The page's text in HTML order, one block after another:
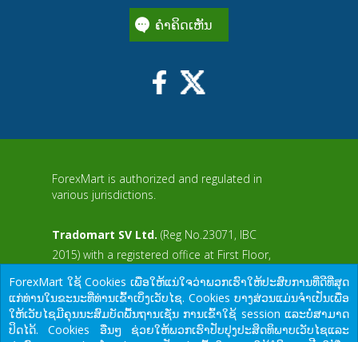
ຄໍາຄິດເຫັນ
ForexMart is authorized and regulated in
various jurisdictions.
Tradomart SV Ltd. (Reg No.23071, IBC
2015) with a registered office at First Floor,
Limited Uptown Building, Corner of James
and Middle Street, Kingstown, Saint Vincent
and the Grenadines
aWS
ForexMart ໃຊ້ Cookies ເພື່ອໃຫ້ແນ່ໃຈວ່າພວກເຮົາໃຫ້ປະສົບການທີ່ດີທີ່ສຸດ
ແກ່ທ່ານໃນຂະນະທີ່ທ່ານເຂົ້າເບິ່ງເວັບໄຊ. Cookies ບາງສ່ວນແມ່ນຈໍາເປັນເພື່ອ
ໃຫ້ເວັບໄຊມີຄຸນນະສົມບັດພື້ນຖານເຊັ່ນ ການເຂົ້າໃຊ້ session ແລະບໍ່ສາມາດ
ປິດໄດ້. Cookies ອື່ນໆ ຊ່ວຍໃຫ້ພວກເຮົາປັບປຸງປະສິດທິພາບເວັບໄຊແລະ